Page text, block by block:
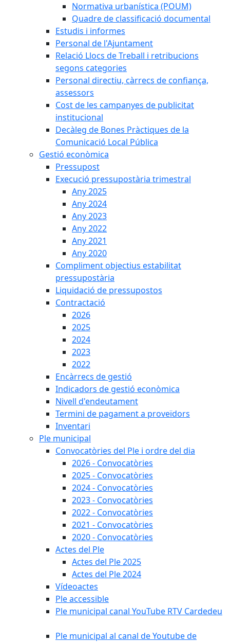
Normativa urbanística (POUM)
Quadre de classificació documental
Estudis i informes
Personal de l'Ajuntament
Relació Llocs de Treball i retribucions
segons categories
Personal directiu, càrrecs de confiança,
assessors
Cost de les campanyes de publicitat
institucional
Decàleg de Bones Pràctiques de la
Comunicació Local Pública
Gestió econòmica
Pressupost
Execució pressupostària trimestral
Any 2025
Any 2024
Any 2023
Any 2022
Any 2021
Any 2020
Compliment objectius estabilitat
pressupostària
Liquidació de pressupostos
Contractació
2026
2025
2024
2023
2022
Encàrrecs de gestió
Indicadors de gestió econòmica
Nivell d'endeutament
Termini de pagament a proveïdors
Inventari
Ple municipal
Convocatòries del Ple i ordre del dia
2026 - Convocatòries
2025 - Convocatòries
2024 - Convocatòries
2023 - Convocatòries
2022 - Convocatòries
2021 - Convocatòries
2020 - Convocatòries
Actes del Ple
Actes del Ple 2025
Actes del Ple 2024
Vídeoactes
Ple accessible
Ple municipal canal YouTube RTV Cardedeu
Ple municipal al canal de Youtube de